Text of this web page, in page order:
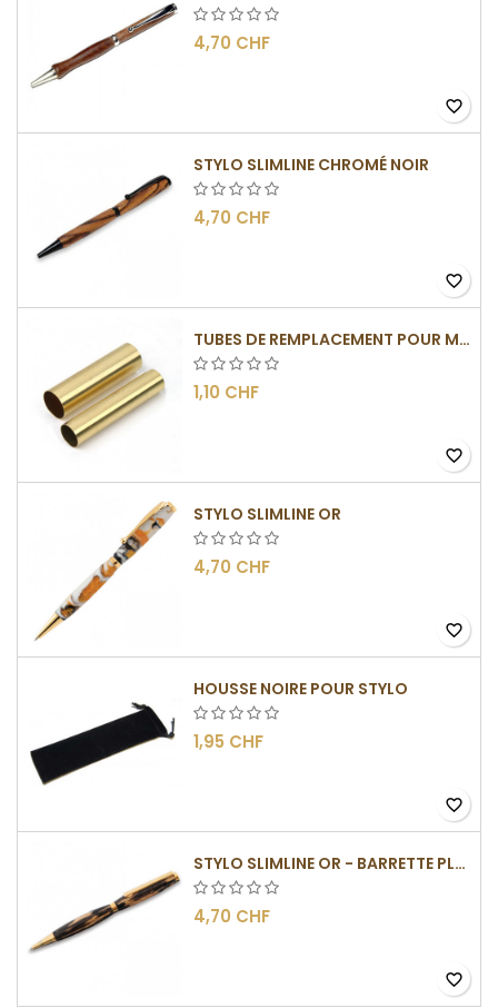
4,70 CHF
favorite_border
STYLO SLIMLINE CHROMÉ NOIR
4,70 CHF
favorite_border
TUBES DE REMPLACEMENT POUR MÉCANISME SLIMLINE
1,10 CHF
favorite_border
STYLO SLIMLINE OR
4,70 CHF
favorite_border
HOUSSE NOIRE POUR STYLO
1,95 CHF
favorite_border
STYLO SLIMLINE OR - BARRETTE PLATE
4,70 CHF
favorite_border